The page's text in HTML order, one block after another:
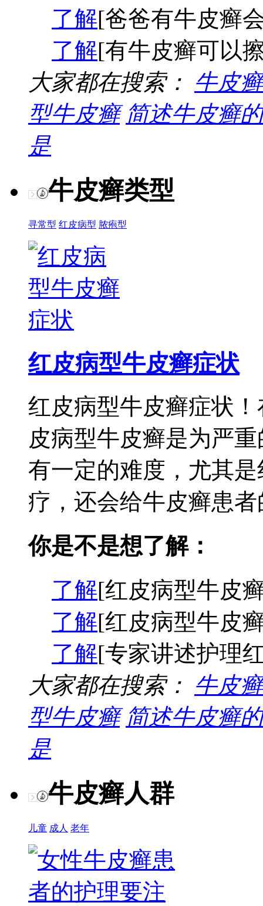
了解[爸爸有牛皮癣
了解[有牛皮癣可以
大家都在搜索： 牛皮
型牛皮癣 简述牛皮癣
是
牛皮癣类型
寻常型 红皮病型 脓疱型
红皮病型牛皮癣症状
红皮病型牛皮癣症状
皮病型牛皮癣是为严
有一定的难度，尤其
疗，还会给牛皮癣患
你是不是想了解：
了解[红皮病型牛皮
了解[红皮病型牛皮
了解[专家讲述护理
大家都在搜索： 牛皮
型牛皮癣 简述牛皮癣
是
牛皮癣人群
儿童 成人 老年